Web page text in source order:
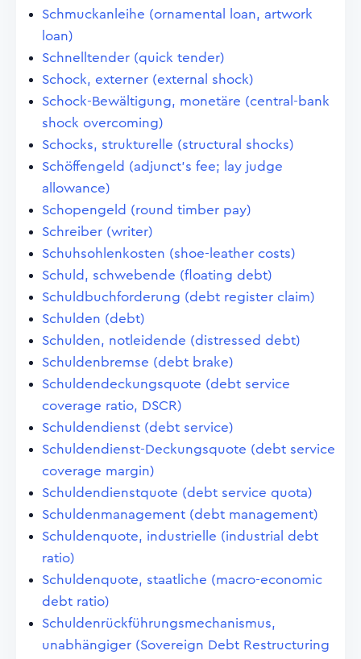
Schmuckanleihe (ornamental loan, artwork
loan)
Schnelltender (quick tender)
Schock, externer (external shock)
Schock-Bewältigung, monetäre (central-bank
shock overcoming)
Schocks, strukturelle (structural shocks)
Schöffengeld (adjunct's fee; lay judge
allowance)
Schopengeld (round timber pay)
Schreiber (writer)
Schuhsohlenkosten (shoe-leather costs)
Schuld, schwebende (floating debt)
Schuldbuchforderung (debt register claim)
Schulden (debt)
Schulden, notleidende (distressed debt)
Schuldenbremse (debt brake)
Schuldendeckungsquote (debt service
coverage ratio, DSCR)
Schuldendienst (debt service)
Schuldendienst-Deckungsquote (debt service
coverage margin)
Schuldendienstquote (debt service quota)
Schuldenmanagement (debt management)
Schuldenquote, industrielle (industrial debt
ratio)
Schuldenquote, staatliche (macro-economic
debt ratio)
Schuldenrückführungsmechanismus,
unabhängiger (Sovereign Debt Restructuring